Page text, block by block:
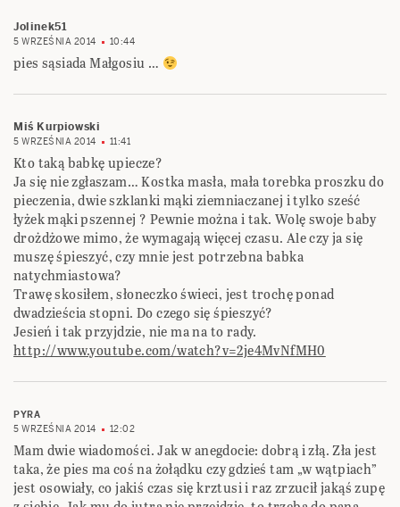
Jolinek51
5 WRZEŚNIA 2014 10:44
pies sąsiada Małgosiu …
Miś Kurpiowski
5 WRZEŚNIA 2014 11:41
Kto taką babkę upiecze?
Ja się nie zgłaszam… Kostka masła, mała torebka proszku do
pieczenia, dwie szklanki mąki ziemniaczanej i tylko sześć
łyżek mąki pszennej ? Pewnie można i tak. Wolę swoje baby
drożdżowe mimo, że wymagają więcej czasu. Ale czy ja się
muszę śpieszyć, czy mnie jest potrzebna babka
natychmiastowa?
Trawę skosiłem, słoneczko świeci, jest trochę ponad
dwadzieścia stopni. Do czego się śpieszyć?
Jesień i tak przyjdzie, nie ma na to rady.
http://www.youtube.com/watch?v=2je4MvNfMH0
PYRA
5 WRZEŚNIA 2014
12:02
Mam dwie wiadomości. Jak w anegdocie: dobrą i złą. Zła jest
taka, że pies ma coś na żołądku czy gdzieś tam „w wątpiach”
jest osowiały, co jakiś czas się krztusi i raz zrzucił jakąś zupę